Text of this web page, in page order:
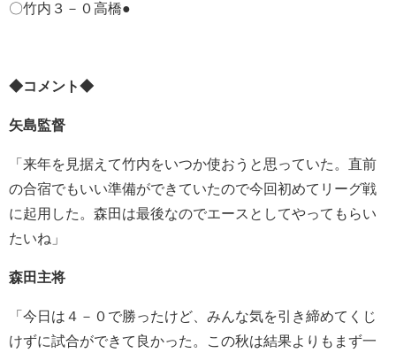
〇竹内３－０高橋●
◆コメント◆
矢島監督
「来年を見据えて竹内をいつか使おうと思っていた。直前
の合宿でもいい準備ができていたので今回初めてリーグ戦
に起用した。森田は最後なのでエースとしてやってもらい
たいね」
森田主将
「今日は４－０で勝ったけど、みんな気を引き締めてくじ
けずに試合ができて良かった。この秋は結果よりもまず一